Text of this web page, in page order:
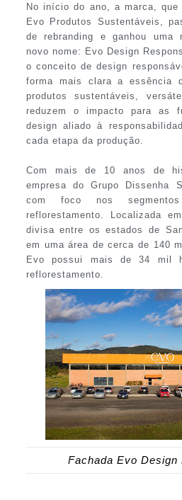
No início do ano, a marca,
Evo Produtos Sustentáveis,
de rebranding e ganhou uma
novo nome: Evo Design
o conceito de design
forma mais clara a essência
produtos sustentáveis,
reduzem o impacto para as
design aliado à
cada etapa da produção.
Com mais de 10 anos de
empresa do Grupo Dissenha
com foco nos
reflorestamento. Localizada
divisa entre os estados de
em uma área de cerca de 140
Evo possui mais de 34 mil
reflorestamento.
Fachada Evo Design